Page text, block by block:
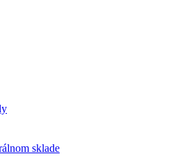
sklade